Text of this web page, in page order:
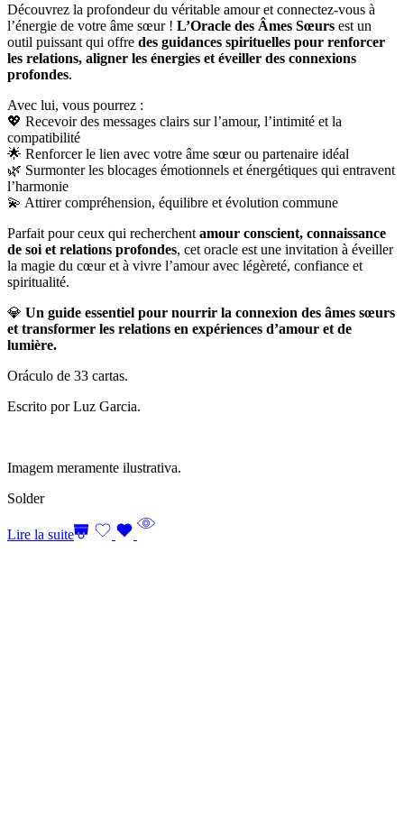
Découvrez la profondeur du véritable amour et connectez-vous à
l’énergie de votre âme sœur ! L’Oracle des Âmes Sœurs est un
outil puissant qui offre des guidances spirituelles pour renforcer
les relations, aligner les énergies et éveiller des connexions
profondes.
Avec lui, vous pourrez :
💖 Recevoir des messages clairs sur l’amour, l’intimité et la
compatibilité
🌟 Renforcer le lien avec votre âme sœur ou partenaire idéal
🌿 Surmonter les blocages émotionnels et énergétiques qui entravent
l’harmonie
💫 Attirer compréhension, équilibre et évolution commune
Parfait pour ceux qui recherchent amour conscient, connaissance
de soi et relations profondes, cet oracle est une invitation à éveiller
la magie du cœur et à vivre l’amour avec légèreté, confiance et
spiritualité.
💎 Un guide essentiel pour nourrir la connexion des âmes sœurs
et transformer les relations en expériences d’amour et de
lumière.
Oráculo de 33 cartas.
Escrito por Luz Garcia.
Imagem meramente ilustrativa.
Solder
Lire la suite